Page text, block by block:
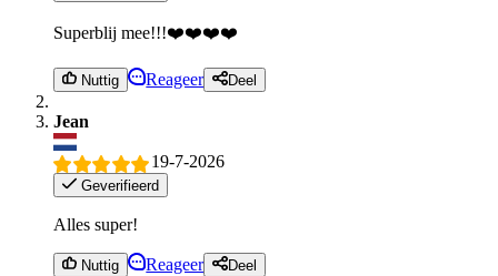
Superblij mee!!!❤️❤️❤️❤️
Nuttig Reageer Deel
Jean
19-7-2026
Geverifieerd
Alles super!
Nuttig Reageer Deel